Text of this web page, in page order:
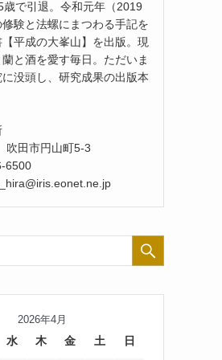
歳で引退。令和元年（2019
験と法螺にまつわる手記を
【平成の大峯山】を出版。現
と酒を愛す毎日。ただいま
没頭し、研究成果の出版本
田市円山町5-3
6500
2026年4月
水 木 金 土 日